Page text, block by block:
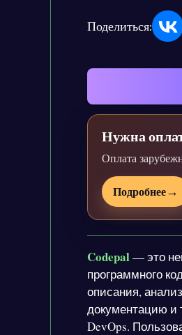
Поделиться:
Нужна
Оплата
Подробнее→
Codepal— это
программного
описания,
документацию и
DevOps.